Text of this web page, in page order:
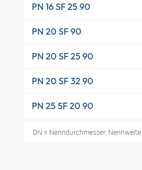
PN 16 SF 25 90
PN 20 SF 90
PN 20 SF 25 90
PN 20 SF 32 90
PN 25 SF 20 90
DN = Nenndurchmesser, Nennweite